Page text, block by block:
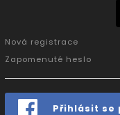
Nová registrace
Zapomenuté heslo
Přihlásit se